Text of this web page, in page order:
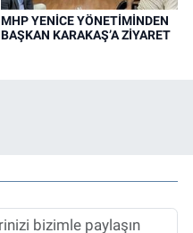
MHP YENİCE YÖNETİMİNDEN
BAŞKAN KARAKAŞ’A ZİYARET